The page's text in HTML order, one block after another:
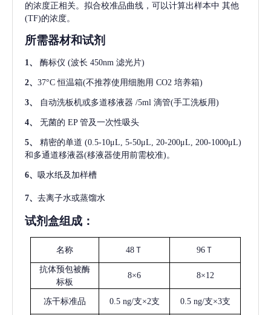
的浓度正相关。拟合校准品曲线，可以计算出样本中 其他
(TF)的浓度。
所需器材和试剂
1、 酶标仪 (波长 450nm 滤光片)
2、 37°C 恒温箱(不推荐使用细胞用 CO2 培养箱)
3、 自动洗板机或多道移液器 /5ml 滴管(手工洗板用)
4、 无菌的 EP 管及一次性吸头
5、 精密的单道 (0.5-10μL, 5-50μL, 20-200μL, 200-1000μL)
和多通道移液器(移液器使用前需校准)。
6、 吸水纸及加样槽
7、 去离子水或蒸馏水
试剂盒组成：
名称 48Ｔ 96Ｔ
抗体预包被酶
标板
8×6 8×12
冻干标准品 0.5 ng/支×2支 0.5 ng/支×3支